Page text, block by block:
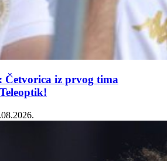
iz prvog tima